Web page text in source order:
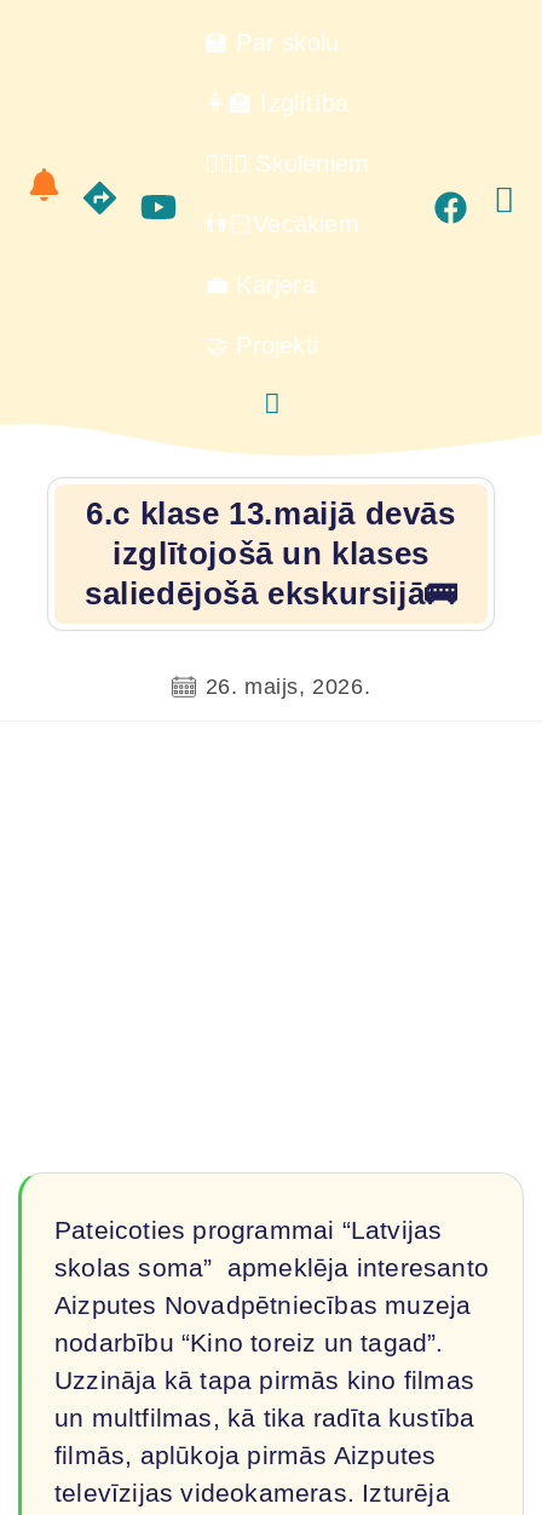
🏫 Par skolu
👩‍🏫 Izglītība
🙋🏻‍♂️ Skolēniem
👫🏻Vecākiem
💼 Karjera
🤝 Projekti
6.c klase 13.maijā devās
izglītojošā un klases
saliedējošā ekskursijā🚌
26. maijs, 2026.
Pateicoties programmai “Latvijas
skolas soma” apmeklēja interesanto
Aizputes Novadpētniecības muzeja
nodarbību “Kino toreiz un tagad”.
Uzzināja kā tapa pirmās kino filmas
un multfilmas, kā tika radīta kustība
filmās, aplūkoja pirmās Aizputes
televīzijas videokameras. Izturēja